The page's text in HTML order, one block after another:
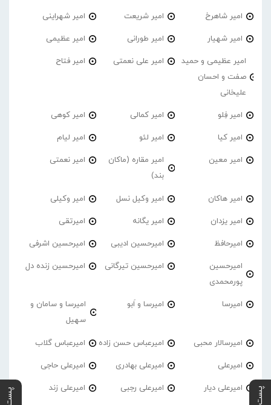
امیر شاهرخ امیر شریعت امیر شهراینی
امیر شهیار امیر طورانی امیر عظیمی
امیر عظیمی و حمید
صفت و احسان
علیخانی
امیر علی نعمتی امیر فتاح
امیر فِلو امیر کمالی امیر کوهی
امیر کیا امیر لئو امیر لیام
امیر معین
امیر مقاره (ماکان
بند)
امیر نعمتی
امیر هاکان امیر وکیل نسل امیر وکیلی
امیر یزدان امیر یگانه امیرتقی
امیرحافظ امیرحسین ادیبی امیرحسین اشرفی
امیرحسین
پورمحمدی
امیرحسین تیرگانی امیرحسین زنده دل
امیرسا امیرسا و اَبو
امیرسا و سامان و
سهیل
امیرسالار محبی امیرعباس حسن زاده امیرعباس گلاب
امیرعلی امیرعلی بهادری امیرعلی حاجی
امیرعلی دیار امیرعلی رجبی امیرعلی زند